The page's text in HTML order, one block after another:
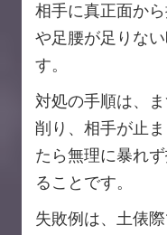
相手に真正面か
や足腰が足りな
す。
対処の手順は、
削り、相手が止
たら無理に暴れ
ることです。
失敗例は、土俵